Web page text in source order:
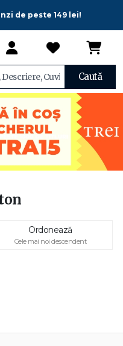
de peste 149 lei!
Caută
Ordonează
Cele mai noi descendent